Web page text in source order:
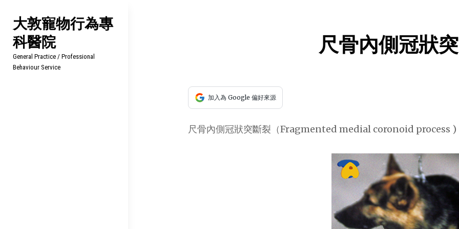
content
大敦寵物行為專
科醫院
General Practice / Professional
Behaviour Service
尺骨內側冠狀
加入為 Google 偏好來源
尺骨內側冠狀突斷裂（Fragmented medial coronoid process )
導
覽